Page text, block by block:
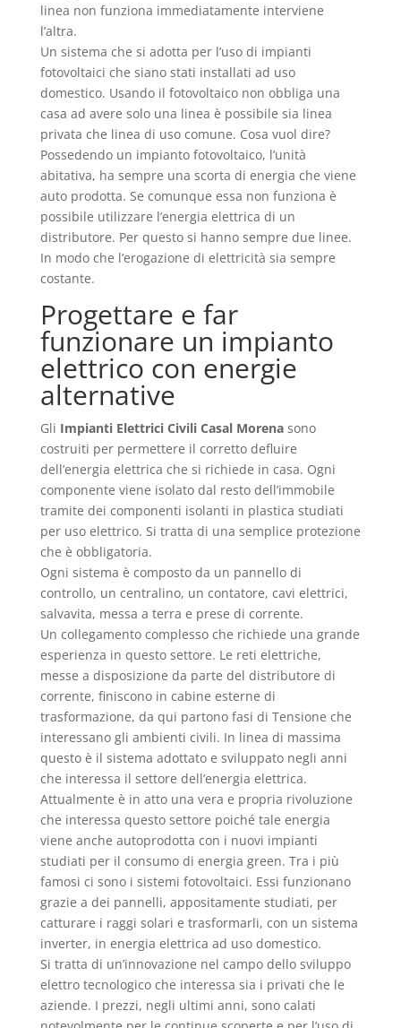
linea non funziona immediatamente interviene
l’altra.
Un sistema che si adotta per l’uso di impianti
fotovoltaici che siano stati installati ad uso
domestico. Usando il fotovoltaico non obbliga una
casa ad avere solo una linea è possibile sia linea
privata che linea di uso comune. Cosa vuol dire?
Possedendo un impianto fotovoltaico, l’unità
abitativa, ha sempre una scorta di energia che viene
auto prodotta. Se comunque essa non funziona è
possibile utilizzare l’energia elettrica di un
distributore. Per questo si hanno sempre due linee.
In modo che l’erogazione di elettricità sia sempre
costante.
Progettare e far
funzionare un impianto
elettrico con energie
alternative
Gli Impianti Elettrici Civili Casal Morenasono
costruiti per permettere il corretto defluire
dell’energia elettrica che si richiede in casa. Ogni
componente viene isolato dal resto dell’immobile
tramite dei componenti isolanti in plastica studiati
per uso elettrico. Si tratta di una semplice protezione
che è obbligatoria.
Ogni sistema è composto da un pannello di
controllo, un centralino, un contatore, cavi elettrici,
salvavita, messa a terra e prese di corrente.
Un collegamento complesso che richiede una grande
esperienza in questo settore. Le reti elettriche,
messe a disposizione da parte del distributore di
corrente, finiscono in cabine esterne di
trasformazione, da qui partono fasi di Tensione che
interessano gli ambienti civili. In linea di massima
questo è il sistema adottato e sviluppato negli anni
che interessa il settore dell’energia elettrica.
Attualmente è in atto una vera e propria rivoluzione
che interessa questo settore poiché tale energia
viene anche autoprodotta con i nuovi impianti
studiati per il consumo di energia green. Tra i più
famosi ci sono i sistemi fotovoltaici. Essi funzionano
grazie a dei pannelli, appositamente studiati, per
catturare i raggi solari e trasformarli, con un sistema
inverter, in energia elettrica ad uso domestico.
Si tratta di un’innovazione nel campo dello sviluppo
elettro tecnologico che interessa sia i privati che le
aziende. I prezzi, negli ultimi anni, sono calati